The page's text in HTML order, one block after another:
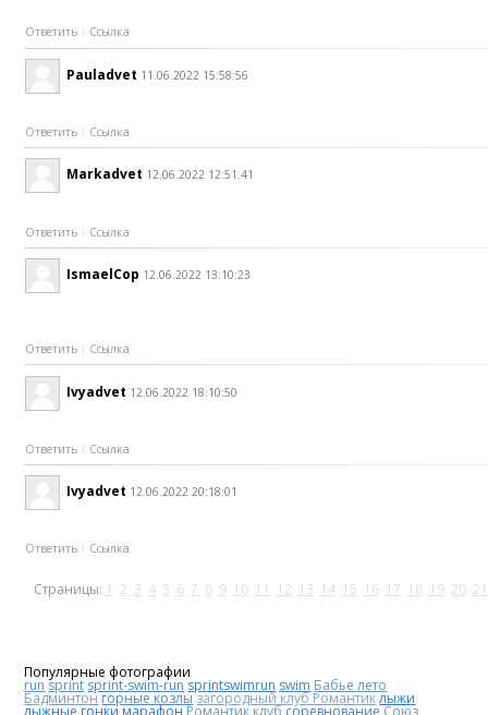
Ответить Ссылка
Pauladvet 11.06.2022 15:58:56
Ответить Ссылка
Markadvet 12.06.2022 12:51:41
Ответить Ссылка
IsmaelCop 12.06.2022 13:10:23
Ответить Ссылка
Ivyadvet 12.06.2022 18:10:50
Ответить Ссылка
Ivyadvet 12.06.2022 20:18:01
Ответить Ссылка
Страницы: 1 2 3 4 5 6 7 8 9 10 11 12 13 14 15 16 17 18 19 20 21
Популярные фотографии
run sprint sprint-swim-run sprintswimrun swim Бабье лето
Бадминтонгорные козлы загородный клуб Романтиклыжи
лыжные гонки марафонРомантик клубсоревнованиеСоюз